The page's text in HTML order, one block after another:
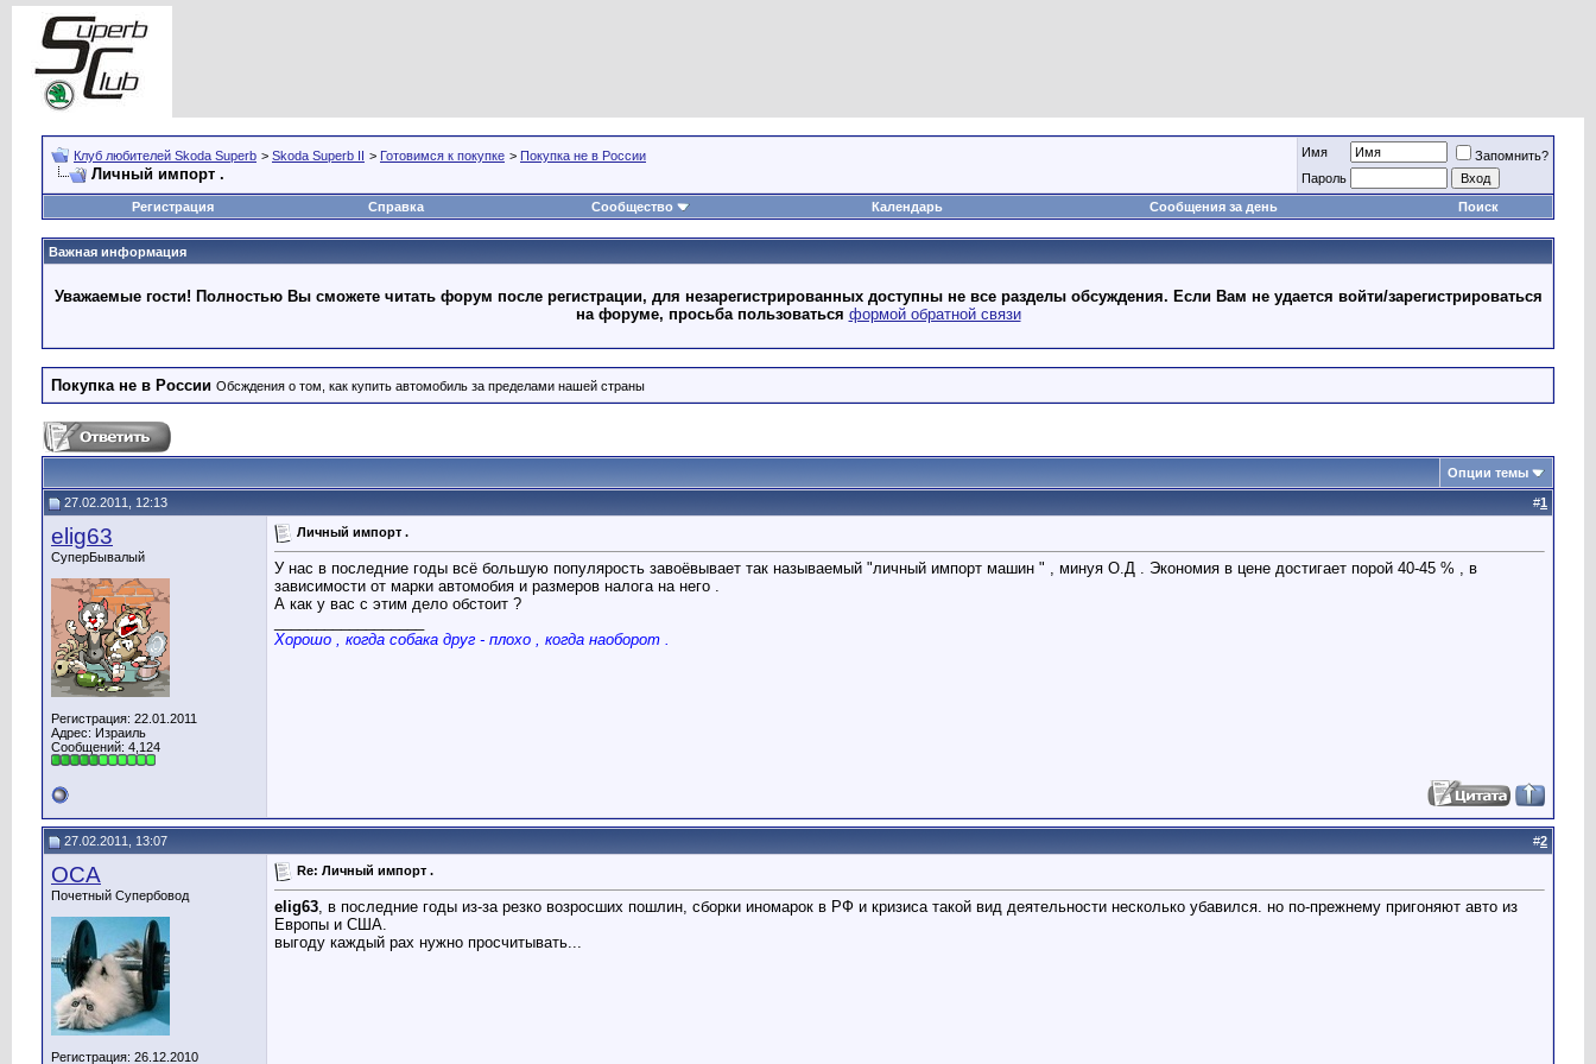
Клуб любителей Skoda Superb > Skoda Superb II > Готовимся к покупке > Покупка не в России
Личный импорт .
Имя
Запомнить?
Пароль
Регистрация
Справка Сообщество Календарь Сообщения за день Поиск
Важная информация
Уважаемые гости! Полностью Вы сможете читать форум после регистрации, для незарегистрированных доступны не все разделы обсуждения. Если Вам не удается войти/зарегистрироваться
на форуме, просьба пользоваться формой обратной связи
Покупка не в России Обсждения о том, как купить автомобиль за пределами нашей страны
Опции темы
27.02.2011, 12:13 #1
elig63
СуперБывалый
Регистрация: 22.01.2011
Адрес: Израиль
Сообщений: 4,124
Личный импорт .
У нас в последние годы всё большую популярость завоёвывает так называемый "личный импорт машин " , минуя О.Д . Экономия в цене достигает порой 40-45 % , в
зависимости от марки автомобия и размеров налога на него .
А как у вас с этим дело обстоит ?
Хорошо , когда собака друг - плохо , когда наоборот .
27.02.2011, 13:07 #2
ОСА
Почетный Супербовод
Регистрация: 26.12.2010
Re: Личный импорт .
elig63, в последние годы из-за резко возросших пошлин, сборки иномарок в РФ и кризиса такой вид деятельности несколько убавился. но по-прежнему пригоняют авто из
Европы и США.
выгоду каждый рах нужно просчитывать...